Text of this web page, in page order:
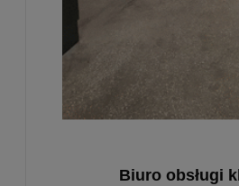
Biuro obsługi